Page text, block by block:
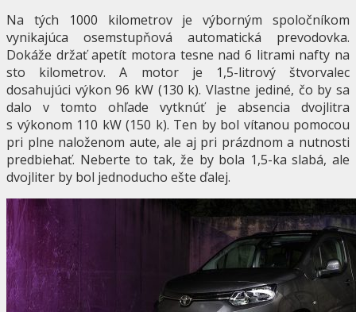
Na tých 1000 kilometrov je výborným spoločníkom
vynikajúca osemstupňová automatická prevodovka.
Dokáže držať apetít motora tesne nad 6 litrami nafty na
sto kilometrov. A motor je 1,5-litrový štvorvalec
dosahujúci výkon 96 kW (130 k). Vlastne jediné, čo by sa
dalo v tomto ohľade vytknúť je absencia dvojlitra
s výkonom 110 kW (150 k). Ten by bol vítanou pomocou
pri plne naloženom aute, ale aj pri prázdnom a nutnosti
predbiehať. Neberte to tak, že by bola 1,5-ka slabá, ale
dvojliter by bol jednoducho ešte ďalej.